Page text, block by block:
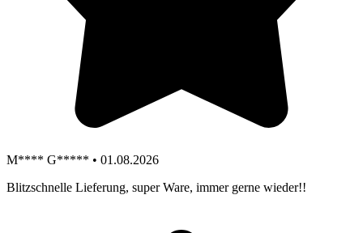
M**** G***** • 01.08.2026
Blitzschnelle Lieferung, super Ware, immer gerne wieder!!